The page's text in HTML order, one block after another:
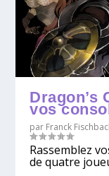
Dragon’s
vos
par Franck
Rassemblez
de quatre